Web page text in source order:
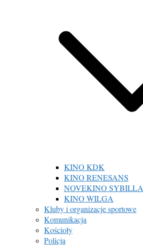
KINO KDK
KINO RENESANS
NOVEKINO SYBILLA
KINO WILGA
Kluby i organizacje sportowe
Komunikacja
Kościoły
Policja